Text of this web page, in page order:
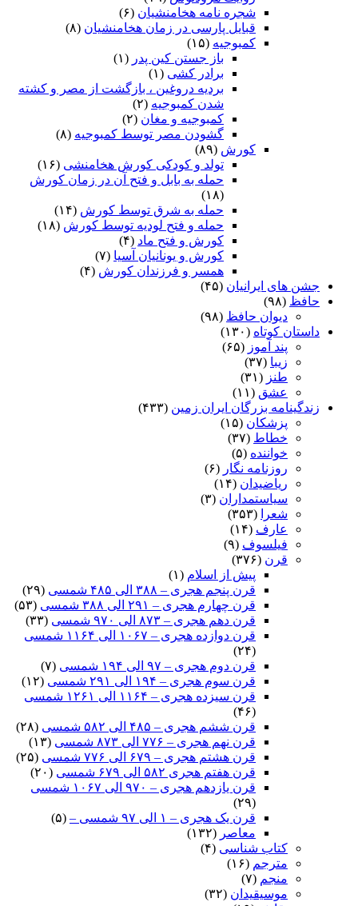
شجره نامه هخامنشیان (۶)
قبایل پارسی در زمان هخامنشیان (۸)
کمبوجیه (۱۵)
باز جستن کین پدر (۱)
برادر کشی (۱)
بردیه دروغین ، بازگشت از مصر و کشته
شدن کمبوجیه (۲)
کمبوجیه و مغان (۲)
گشودن مصر توسط کمبوجیه (۸)
کورش (۸۹)
تولد و کودکی کورش هخامنشی (۱۶)
حمله به بابل و فتح آن در زمان کورش
(۱۸)
حمله به شرق توسط کورش (۱۴)
حمله و فتح لودیه توسط کورش (۱۸)
کورش و فتح ماد (۴)
کورش و یونانیان آسیا (۷)
همسر و فرزندان کورش (۴)
جشن های ایرانیان (۴۵)
حافظ (۹۸)
دیوان حافظ (۹۸)
داستان کوتاه (۱۳۰)
پند آموز (۶۵)
زیبا (۳۷)
طنز (۳۱)
عشق (۱۱)
زندگینامه بزرگان ایران زمین (۴۳۳)
پزشکان (۱۵)
خطاط (۳۷)
خواننده (۵)
روزنامه نگار (۶)
ریاضیدان (۱۴)
سیاستمداران (۳)
شعرا
(۳۵۳)
عارف (۱۴)
فیلسوف (۹)
قرن (۳۷۶)
پیش از اسلام (۱)
قرن پنجم هجری – ۳۸۸ الی ۴۸۵ شمسی
(۲۹)
قرن چهارم هجری – ۲۹۱ الی ۳۸۸ شمسی
(۵۳)
قرن دهم هجری – ۸۷۳ الی ۹۷۰ شمسی
(۳۳)
قرن دوازده هجری – ۱۰۶۷ الی ۱۱۶۴ شمسی
(۲۴)
قرن دوم هجری – ۹۷ الی ۱۹۴ شمسی
(۷)
قرن سوم هجری – ۱۹۴ الی ۲۹۱ شمسی
(۱۲)
قرن سیزده هجری – ۱۱۶۴ الی ۱۲۶۱ شمسی
(۴۶)
قرن ششم هجری – ۴۸۵ الی ۵۸۲ شمسی
(۲۸)
قرن نهم هجری – ۷۷۶ الی ۸۷۳ شمسی
(۱۳)
قرن هشتم هجری – ۶۷۹ الی ۷۷۶ شمسی
(۲۵)
قرن هفتم هجری ۵۸۲ الی ۶۷۹ شمسی
(۲۰)
قرن یازدهم هجری – ۹۷۰ الی ۱۰۶۷ شمسی
(۲۹)
قرن یک هجری – ۱ الی ۹۷ شمسی –
(۵)
معاصر (۱۳۲)
کتاب شناسی (۴)
مترجم (۱۶)
منجم (۷)
موسیقیدان (۳۲)